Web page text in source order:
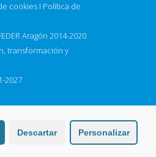
cookiesI Política de
Aragón 2014-2020
transformación y
2027
Descartar Personalizar